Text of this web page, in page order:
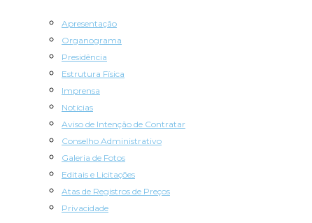
Apresentação
Organograma
Presidência
Estrutura Física
Imprensa
Notícias
Aviso de Intenção de Contratar
Conselho Administrativo
Galeria de Fotos
Editais e Licitações
Atas de Registros de Preços
Privacidade